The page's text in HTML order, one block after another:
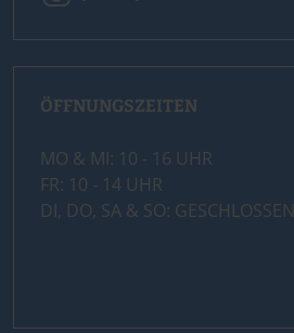
ÖFFNUNGSZEITEN
MO & MI: 10 - 16 UHR
FR: 10 - 14 UHR
DI, DO, SA & SO: GESCHLOSSEN